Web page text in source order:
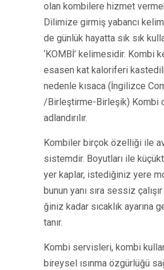
olan kombilere hizmet
Dilimize girmiş yabancı
de günlük hayatta sık sık
‘KOMBİ’ kelimesidir. Kombi
esasen kat kaloriferi
nedenle kısaca (İngilizce
/Birleştirme-Birleşik) Kombi
adlandırılır.
Kombiler birçok özelliği ile
sistemdir. Boyutları ile
yer kaplar, istediğiniz yere
bunun yanı sıra sessiz
ğiniz kadar sıcaklık ayarına
tanır.
Kombi servisleri, kombi
bireysel ısınma özgürlüğü